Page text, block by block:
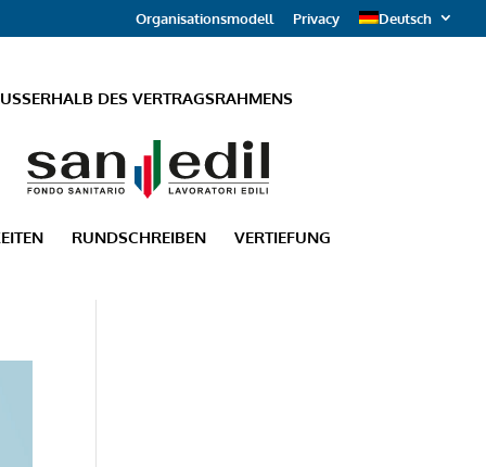
Organisationsmodell Privacy Deutsch
DES VERTRAGSRAHMENS
RUNDSCHREIBEN VERTIEFUNG